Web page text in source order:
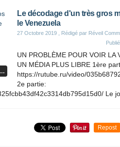
…
Le décodage d'un très gros
le Venezuela
27 Octobre 2019 , Rédigé par Réveil
UN PROBLÈME POUR VOIR LA
UN MÉDIA PLUS LIBRE 1ère
https://rutube.ru/video/
2e partie:
Le
Repost